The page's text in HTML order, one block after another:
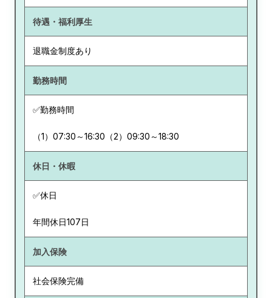
待遇・福利厚生
退職金制度あり
勤務時間
✅勤務時間
（1）07:30～16:30（2）09:30～18:30
休日・休暇
✅休日
年間休日107日
加入保険
社会保険完備